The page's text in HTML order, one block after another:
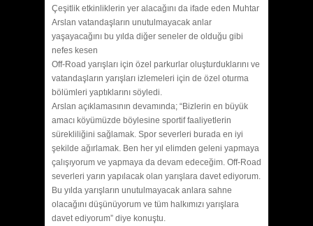
Çeşitlik etkinliklerin yer alacağını da ifade eden Muhtar
Arslan vatandaşların unutulmayacak anlar
yaşayacağını bu yılda diğer seneler de olduğu gibi
nefes kesen
Off-Road yarışları için özel parkurlar oluşturduklarını ve
vatandaşların yarışları izlemeleri için de özel oturma
bölümleri yaptıklarını söyledi.
Arslan açıklamasının devamında; “Bizlerin en büyük
amacı köyümüzde böylesine sportif faaliyetlerin
sürekliliğini sağlamak. Spor severleri burada en iyi
şekilde ağırlamak. Ben her yıl elimden geleni yapmaya
çalışıyorum ve yapmaya da devam edeceğim. Off-Road
severleri yarın yapılacak olan yarışlara davet ediyorum.
Bu yılda yarışların unutulmayacak anlara sahne
olacağını düşünüyorum ve tüm halkımızı yarışlara
davet ediyorum” diye konuştu.